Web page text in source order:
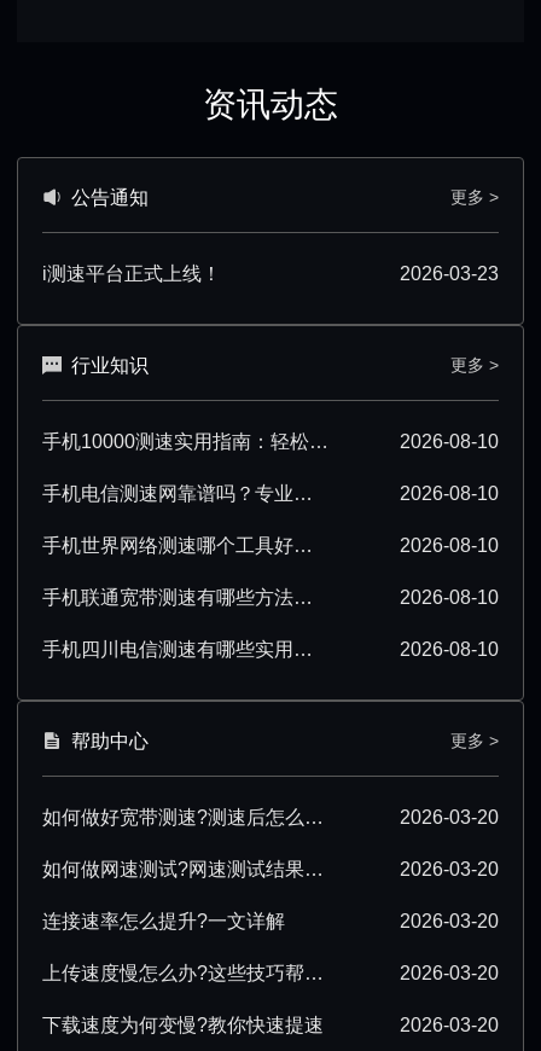
资讯动态
公告通知 更多 >
i测速平台正式上线！ 2026-03-23
行业知识 更多 >
手机10000测速实用指南：轻松搞定网络测速 2026-08-10
手机电信测速网靠谱吗？专业测评结果大揭秘 2026-08-10
手机世界网络测速哪个工具好？实测结果大公开 2026-08-10
手机联通宽带测速有哪些方法？3种实用技巧速收藏 2026-08-10
手机四川电信测速有哪些实用技巧？一文全掌握 2026-08-10
帮助中心 更多 >
如何做好宽带测速?测速后怎么优化? 2026-03-20
如何做网速测试?网速测试结果怎么解读? 2026-03-20
连接速率怎么提升?一文详解 2026-03-20
上传速度慢怎么办?这些技巧帮你提速 2026-03-20
下载速度为何变慢?教你快速提速 2026-03-20